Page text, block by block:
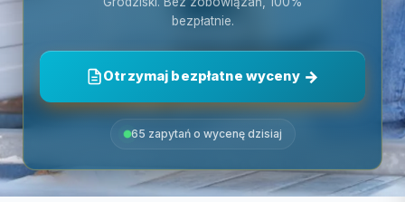
bezpłatnie.
Otrzymaj bezpłatne wyceny
65 zapytań o wycenę dzisiaj